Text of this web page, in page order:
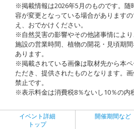
※掲載情報は2026年5月のものです。随
容が変更となっている場合があります
え、おでかけください。
※自然災害の影響やその他諸事情により
施設の営業時間、植物の開花・見頃期
あります。
※掲載されている画像は取材先から本
ただき、提供されたものとなります。
禁止です。
※表示料金は消費税8％ないし10％の内
イベント詳細
トップ
開催期間など